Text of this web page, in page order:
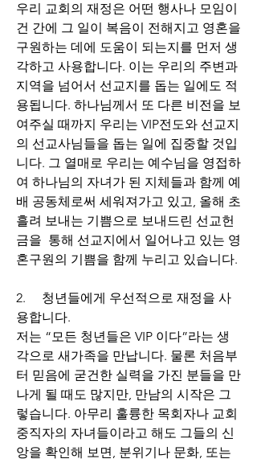
우리 교회의 재정은 어떤 행사나 모임이
건 간에 그 일이 복음이 전해지고 영혼을
구원하는 데에 도움이 되는지를 먼저 생
각하고 사용합니다. 이는 우리의 주변과
지역을 넘어서 선교지를 돕는 일에도 적
용됩니다. 하나님께서 또 다른 비전을 보
여주실 때까지 우리는 VIP전도와 선교지
의 선교사님들을 돕는 일에 집중할 것입
니다. 그 열매로 우리는 예수님을 영접하
여 하나님의 자녀가 된 지체들과 함께 예
배 공동체로써 세워져가고 있고, 올해 초
흘려 보내는 기쁨으로 보내드린 선교헌
금을  통해 선교지에서 일어나고 있는 영
혼구원의 기쁨을 함께 누리고 있습니다.
2. 청년들에게 우선적으로 재정을 사
용합니다.
저는 “모든 청년들은 VIP 이다”라는 생
각으로 새가족을 만납니다. 물론 처음부
터 믿음에 굳건한 실력을 가진 분들을 만
나게 될 때도 많지만, 만남의 시작은 그
렇습니다. 아무리 훌륭한 목회자나 교회
중직자의 자녀들이라고 해도 그들의 신
앙을 확인해 보면, 분위기나 문화, 또는